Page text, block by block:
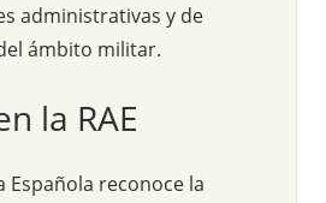
administrativas y de
ámbito militar.
la RAE
Española reconoce la